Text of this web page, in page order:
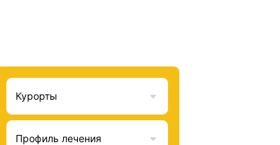
Курорты
Профиль лечения